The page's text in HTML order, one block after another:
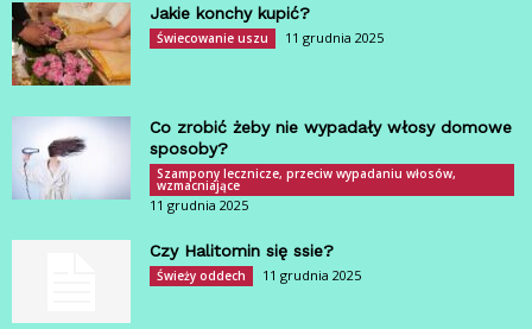
Jakie konchy kupić?
Świecowanie uszu 11 grudnia 2025
Co zrobić żeby nie wypadały włosy domowe
sposoby?
Szampony lecznicze, przeciw wypadaniu włosów,
wzmacniające
11 grudnia 2025
Czy Halitomin się ssie?
Świeży oddech 11 grudnia 2025